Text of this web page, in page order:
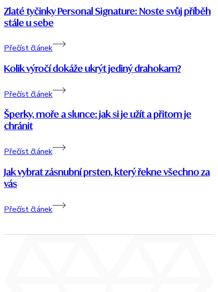
Zlaté tyčinky Personal Signature: Noste svůj příběh
stále u sebe
Přečíst článek
Kolik výročí dokáže ukrýt jediný drahokam?
Přečíst článek
Šperky, moře a slunce: jak si je užít a přitom je
chránit
Přečíst článek
Jak vybrat zásnubní prsten, který řekne všechno za
vás
Přečíst článek